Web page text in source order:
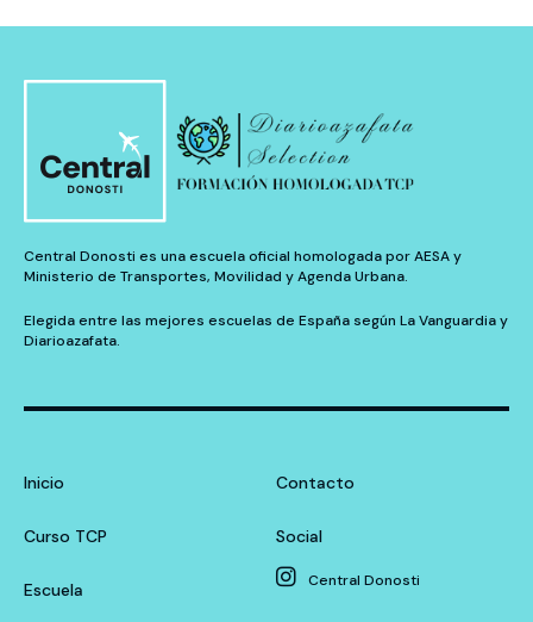
Central Donosti es una escuela oficial homologada por AESA y
Ministerio de Transportes, Movilidad y Agenda Urbana.
Elegida entre las mejores escuelas de España según La Vanguardia y
Diarioazafata.
Inicio
Curso TCP
Escuela
Contacto
Social
Central Donosti